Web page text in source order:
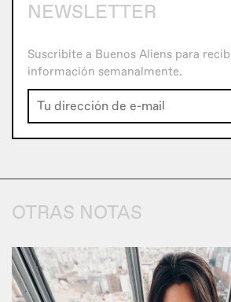
NEWSLETTER
Suscribite a Buenos Aliens para
información semanalmente.
OTRAS NOTAS